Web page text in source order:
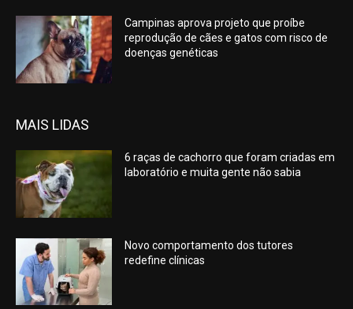
Campinas aprova projeto que proíbe
reprodução de cães e gatos com risco de
doenças genéticas
MAIS LIDAS
6 raças de cachorro que foram criadas em
laboratório e muita gente não sabia
Novo comportamento dos tutores
redefine clínicas